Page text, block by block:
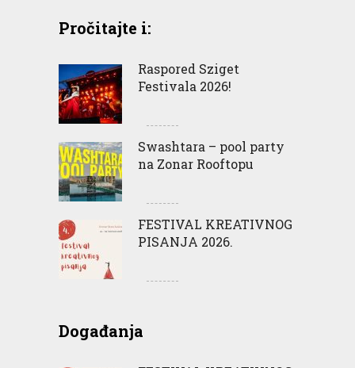
Pročitajte i:
Raspored Sziget
Festivala 2026!
Swashtara – pool party
na Zonar Rooftopu
FESTIVAL KREATIVNOG
PISANJA 2026.
Događanja